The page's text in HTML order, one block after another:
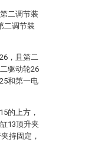
二调节装
二调节装
，且第二
驱动轮26
和第一电
的上方，
13顶升夹
持固定，